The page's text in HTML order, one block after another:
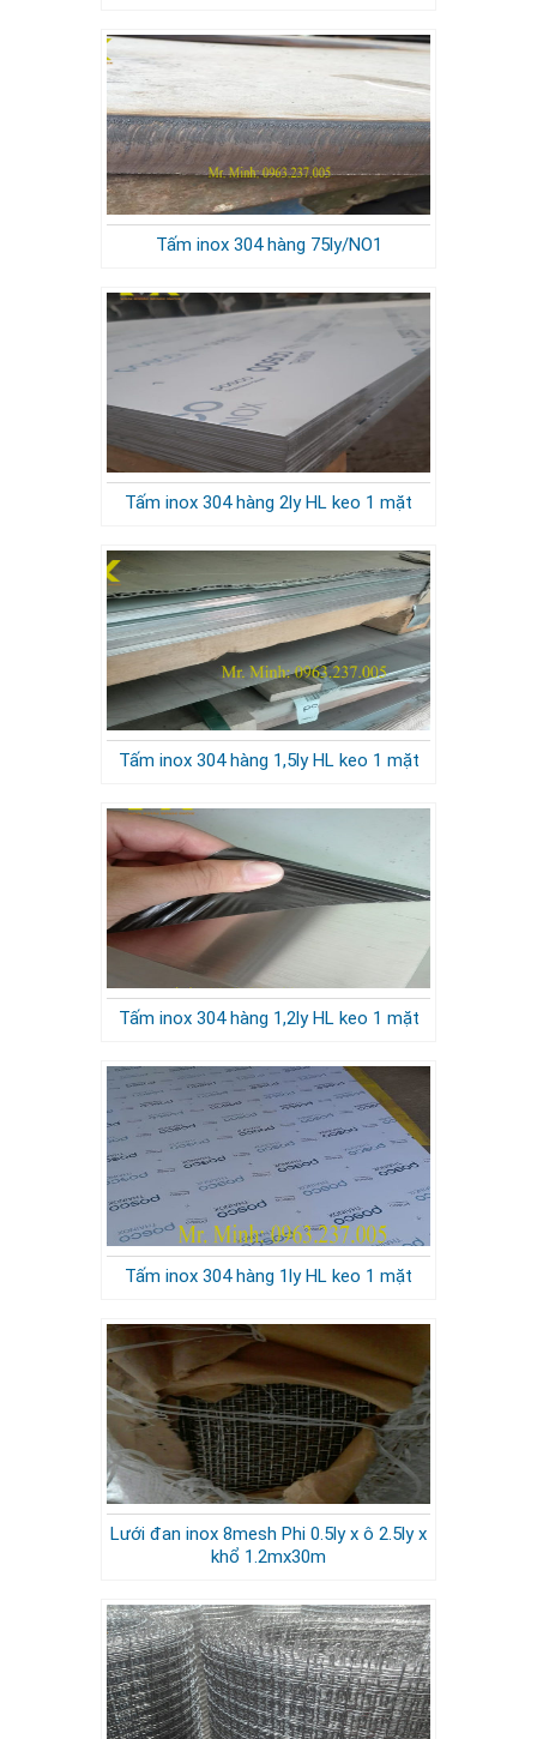
Tấm inox 304 hàng 75ly/NO1
Tấm inox 304 hàng 2ly HL keo 1 mặt
Tấm inox 304 hàng 1,5ly HL keo 1 mặt
Tấm inox 304 hàng 1,2ly HL keo 1 mặt
Tấm inox 304 hàng 1ly HL keo 1 mặt
Lưới đan inox 8mesh Phi 0.5ly x ô 2.5ly x
khổ 1.2mx30m